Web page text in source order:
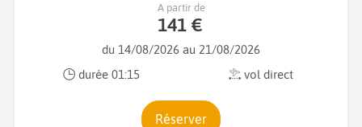
du 14/08/2026 au 21/08/2026
durée 01:15
vol direct
A partir de
141 €
Réserver